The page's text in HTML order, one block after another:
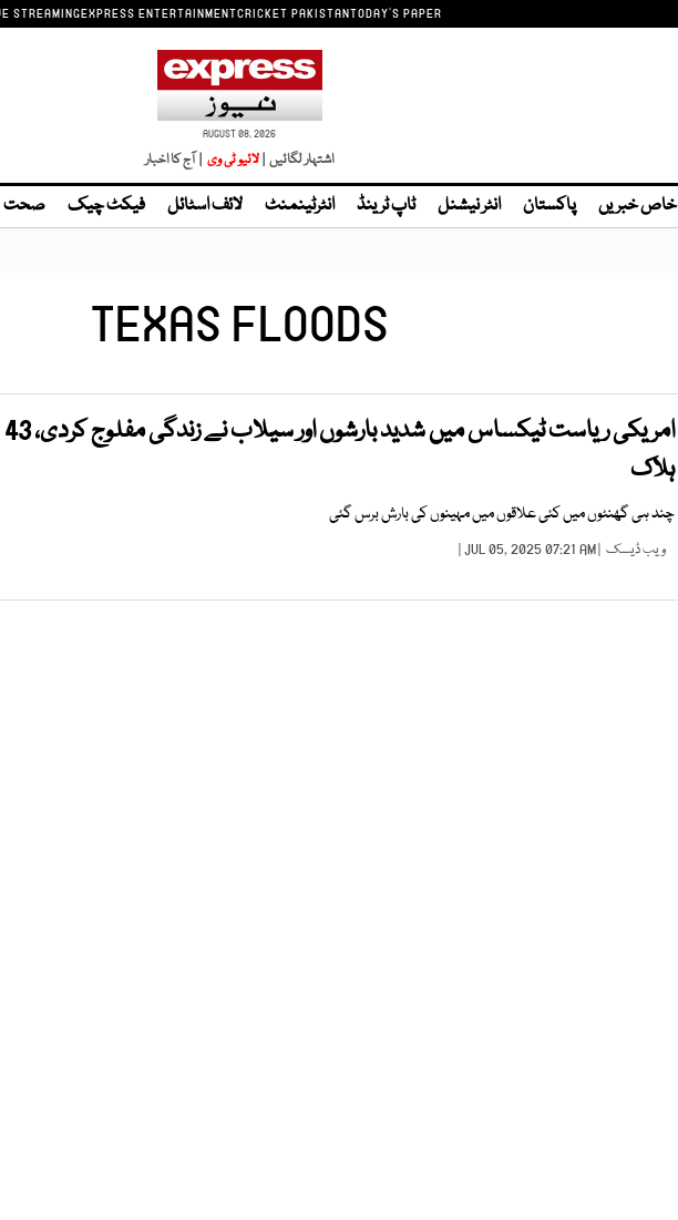
STREAMINGEXPRESS ENTERTAINMENTCRICKET PAKISTANTODAY'S PAPER
AUGUST 08, 2026
اشتہار لگائیں | | آج کا اخبار
خاص خبریں پاکستان انٹر نیشنل ٹاپ ٹرینڈ انٹرٹینمنٹ لائف اسٹائل فیکٹ چیک صحت
TEXAS FLOODS
امریکی ریاست ٹیکساس میں شدید بارشوں اور سیلاب نے زندگی مفلوج کردی، 43
ہلاک
چند ہی گھنٹوں میں کئی علاقوں میں مہینوں کی بارش برس گئی
ویب ڈیسک | JUL 05, 2025 07:21 AM |